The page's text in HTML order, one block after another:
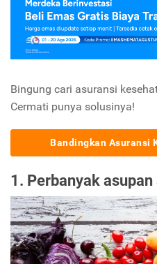
Bingung cari asuransi
Cermati punya solusinya!
Bandingkan Asuransi
1. Perbanyak